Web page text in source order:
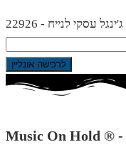
לרכישה אונליין